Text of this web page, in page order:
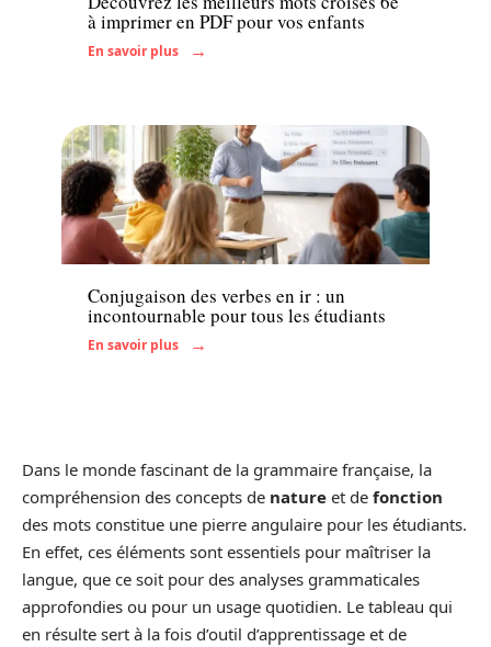
à imprimer en PDF pour vos enfants
En savoir plus
Actu
Conjugaison des verbes en ir : un
incontournable pour tous les étudiants
En savoir plus
Dans le monde fascinant de la grammaire française, la
compréhension des concepts de nature et de fonction
des mots constitue une pierre angulaire pour les étudiants.
En effet, ces éléments sont essentiels pour maîtriser la
langue, que ce soit pour des analyses grammaticales
approfondies ou pour un usage quotidien. Le tableau qui
en résulte sert à la fois d’outil d’apprentissage et de